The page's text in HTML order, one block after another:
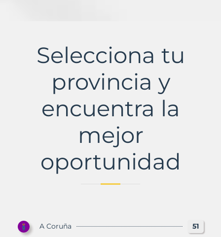
MunicipioSelecciona tu
provincia y
encuentra la
mejor
oportunidad
A Coruña 51